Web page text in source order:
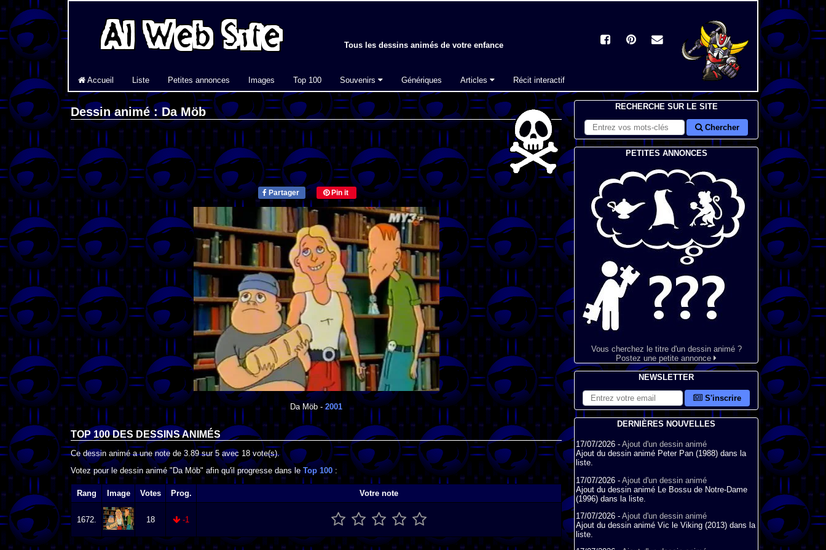
Tous les dessins animés de votre enfance
Accueil Liste Petites annonces Images Top 100 Souvenirs Génériques Articles Récit interactif
Dessin animé : Da Möb
Partager Pin it
Da Möb-2001
TOP 100 DES DESSINS ANIMÉS
Ce dessin animé a une note de 3.89sur5 avec 18 vote(s).
Votez pour le dessin animé "Da Möb" afin qu'il progresse dans leTop 100 :
Rang Image Votes Prog. Votre note
1672. 18 -1
RECHERCHE SUR LE SITE
Chercher
PETITES ANNONCES
Vous cherchez le titre d'un dessin animé ?
Postez une petite annonce
NEWSLETTER
S'inscrire
DERNIÈRES NOUVELLES
17/07/2026 - Ajout d'un dessin animé
Ajout du dessin animé Peter Pan (1988) dans la
liste.
17/07/2026 - Ajout d'un dessin animé
Ajout du dessin animé Le Bossu de Notre-Dame
(1996) dans la liste.
17/07/2026 - Ajout d'un dessin animé
Ajout du dessin animé Vic le Viking (2013) dans la
liste.